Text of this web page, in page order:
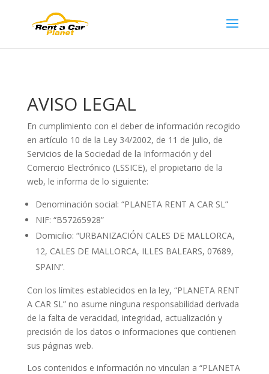
AVISO LEGAL
En cumplimiento con el deber de información recogido
en artículo 10 de la Ley 34/2002, de 11 de julio, de
Servicios de la Sociedad de la Información y del
Comercio Electrónico (LSSICE), el propietario de la
web, le informa de lo siguiente:
Denominación social: “PLANETA RENT A CAR SL”
NIF: “B57265928”
Domicilio: “URBANIZACIÓN CALES DE MALLORCA,
12, CALES DE MALLORCA, ILLES BALEARS, 07689,
SPAIN”.
Con los límites establecidos en la ley, “PLANETA RENT
A CAR SL” no asume ninguna responsabilidad derivada
de la falta de veracidad, integridad, actualización y
precisión de los datos o informaciones que contienen
sus páginas web.
Los contenidos e información no vinculan a “PLANETA